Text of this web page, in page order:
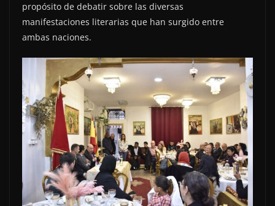
propósito de debatir sobre las diversas
manifestaciones literarias que han surgido entre
ambas naciones.